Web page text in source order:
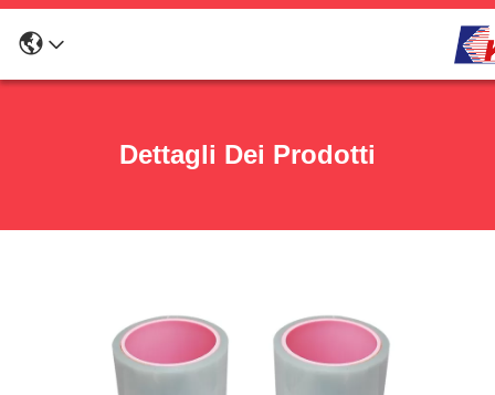
Dettagli Dei Prodotti